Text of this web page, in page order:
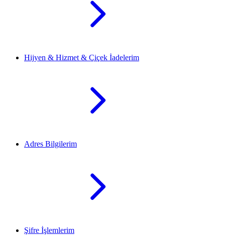
Hijyen & Hizmet & Çiçek İadelerim
Adres Bilgilerim
Şifre İşlemlerim